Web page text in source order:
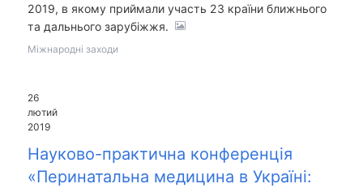
2019, в якому приймали участь 23 країни ближнього
та дальнього зарубіжжя.
Міжнародні заходи
26
лютий
2019
Науково-практична конференція
«Перинатальна медицина в Україні: